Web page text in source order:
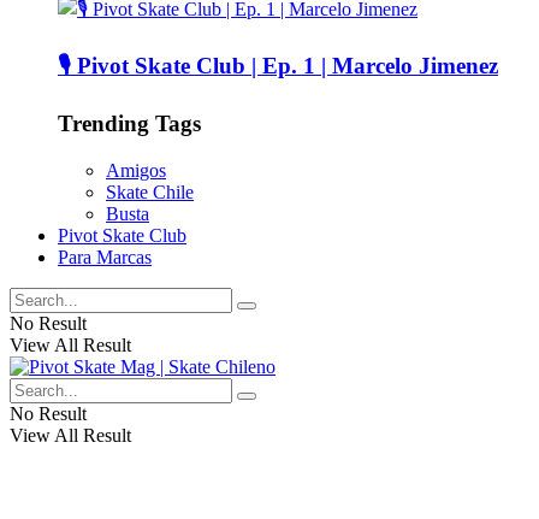
🎙️ Pivot Skate Club | Ep. 1 | Marcelo Jimenez
Trending Tags
Amigos
Skate Chile
Busta
Pivot Skate Club
Para Marcas
No Result
View All Result
No Result
View All Result